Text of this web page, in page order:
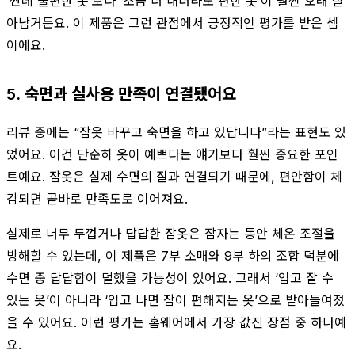
아남거든요. 이 제품은 그런 관점에서 긍정적인 평가를 받은 셈
이에요.
5. 숙면과 실사용 만족이 연결됐어요
리뷰 중에는 “잠옷 바꾸고 숙면을 하고 있답니다”라는 표현도 있
었어요. 이건 단순히 옷이 예쁘다는 얘기보다 훨씬 중요한 포인
트예요. 잠옷은 실제 수면의 질과 연결되기 때문에, 편안함이 체
감되면 곧바로 만족도로 이어져요.
실제로 너무 두껍거나 답답한 잠옷은 잠자는 동안 체온 조절을
방해할 수 있는데, 이 제품은 7부 소매와 9부 하의 조합 덕분에
수면 중 답답함이 덜했을 가능성이 있어요. 그래서 ‘입고 잘 수
있는 옷’이 아니라 ‘입고 나면 잠이 편해지는 옷’으로 받아들여졌
을 수 있어요. 이런 평가는 홈웨어에서 가장 값진 장점 중 하나예
요.